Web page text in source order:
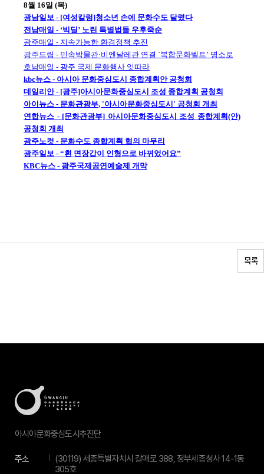
8월 16일 (목)
광남일보 - [여성칼럼]청소년 손에 문화수도 달렸다
전남매일 - ‘빅딜’ 노린 특별법들 우후죽순
광주매일 - 지속가능한 환경정책 추진
광주드림 - 민속박물관·비엔날레관 연결 `복합문화벨트’ 명소로
호남매일 - 광주 국제 문화행사 잇따라
kbc뉴스 - 아시아 문화중심도시 종합계획안 공청회
데일리안 - [광주]아시아문화중심도시 조성 종합계획 공청회
아이뉴스 - 문화관광부, '아시아문화중심도시' 공청회 개최
연합뉴스 - [문화관광부] 아시아문화중심도시 조성 종합계획(안)
공청회 개최
광주노컷 - 문화수도 종합계획 협의 마무리
광주일보 - “흰 면장갑이 인형으로 바뀌었어요”
KBC뉴스 - 광주국제공연예술제 개막
목록
아시아문화중심도시추진단
주소
(30119) 세종특별자치시 갈매로 388, 정부세종청사 14-1동
305호